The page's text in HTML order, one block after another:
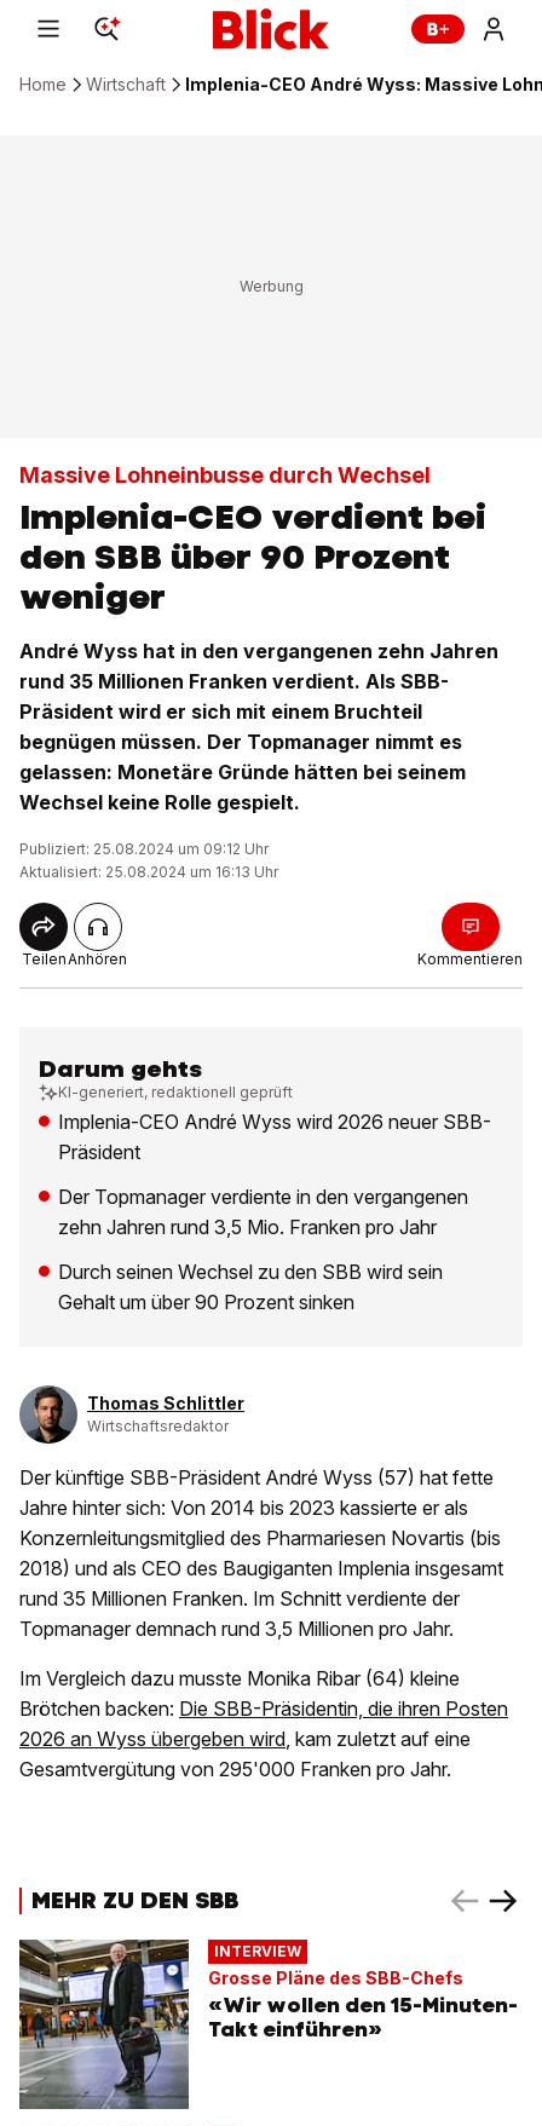
Home Wirtschaft Implenia-CEO André Wyss: Massive
Massive Lohneinbusse durch Wechsel
Implenia-CEO verdient bei
den SBB über 90 Prozent
weniger
André Wyss hat in den vergangenen zehn Jahren
rund 35 Millionen Franken verdient. Als SBB-
Präsident wird er sich mit einem Bruchteil
begnügen müssen. Der Topmanager nimmt es
gelassen: Monetäre Gründe hätten bei seinem
Wechsel keine Rolle gespielt.
Publiziert: 25.08.2024 um 09:12 Uhr
Aktualisiert: 25.08.2024 um 16:13 Uhr
TeilenAnhören Kommentieren
Darum gehts
KI-generiert, redaktionell geprüft
Implenia-CEO André Wyss wird 2026 neuer SBB-
Präsident
Der Topmanager verdiente in den vergangenen
zehn Jahren rund 3,5 Mio. Franken pro Jahr
Durch seinen Wechsel zu den SBB wird sein
Gehalt um über 90 Prozent sinken
Thomas Schlittler
Wirtschaftsredaktor
Der künftige SBB-Präsident André Wyss (57) hat fette
Jahre hinter sich: Von 2014 bis 2023 kassierte er als
Konzernleitungsmitglied des Pharmariesen Novartis (bis
2018) und als CEO des Baugiganten Implenia insgesamt
rund 35 Millionen Franken. Im Schnitt verdiente der
Topmanager demnach rund 3,5 Millionen pro Jahr.
Im Vergleich dazu musste Monika Ribar (64) kleine
Brötchen backen: Die SBB-Präsidentin, die ihren Posten
2026 an Wyss übergeben wird, kam zuletzt auf eine
Gesamtvergütung von 295'000 Franken pro Jahr.
MEHR ZU DEN SBB
INTERVIEW
Grosse Pläne des SBB-Chefs
«Wir wollen den 15-Minuten-
Takt einführen»